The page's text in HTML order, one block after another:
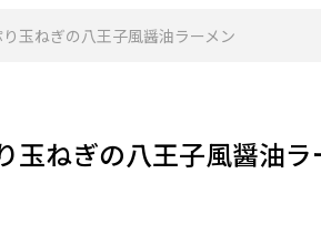
り玉ねぎの八王子風醤油ラーメン
玉ねぎの八王子風醤油ラ